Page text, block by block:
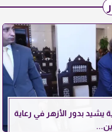
يشيد بدور الأزهر في رعاية